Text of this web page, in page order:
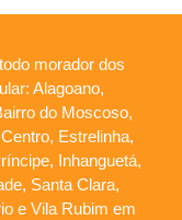
morador dos
Alagoano,
do Moscoso,
Estrelinha,
Inhanguetá,
Santa Clara,
e Vila Rubim em